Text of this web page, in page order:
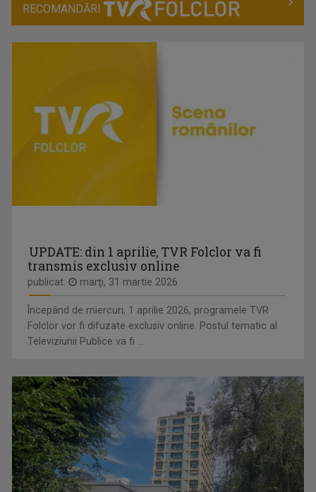
RECOMANDĂRI
UPDATE: din 1 aprilie, TVR Folclor va fi
transmis exclusiv online
publicat: marţi, 31 martie 2026
Începând de miercuri, 1 aprilie 2026, programele TVR
Folclor vor fi difuzate exclusiv online. Postul tematic al
Televiziunii Publice va fi ...